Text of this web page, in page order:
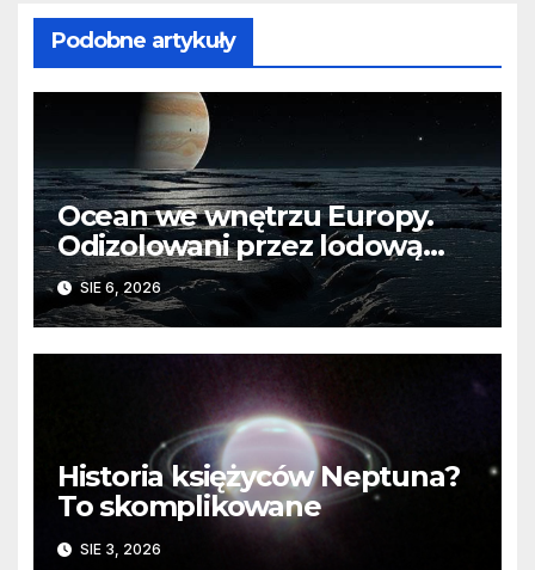
Podobne artykuły
Ocean we wnętrzu Europy.
Odizolowani przez lodową
barierę
SIE 6, 2026
Historia księżyców Neptuna?
To skomplikowane
SIE 3, 2026